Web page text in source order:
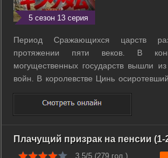
5 сезон 13 серия
Период Сражающихся царств
протяжении пяти веков. В
могущественных государств вышли из
войн. В королевстве Цинь
Синь усиленно тренируется со своим
таким же рабом, как и он. Вместе
великими полководцами. Тем не менее,
Плачущий призрак на пенсии (1-
3.5/5 (279 гол.)